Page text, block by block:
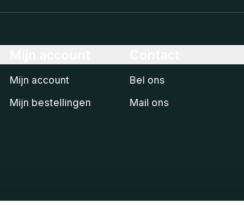
Mijn account
Mijn bestellingen
Bel ons
Mail ons